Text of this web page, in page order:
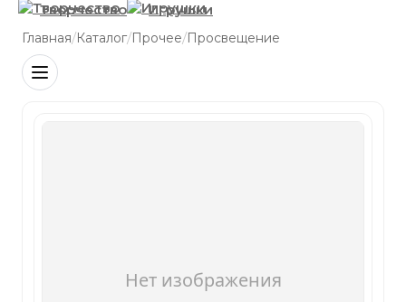
Творчество
Игрушки
Главная/Каталог/Прочее/Просвещение